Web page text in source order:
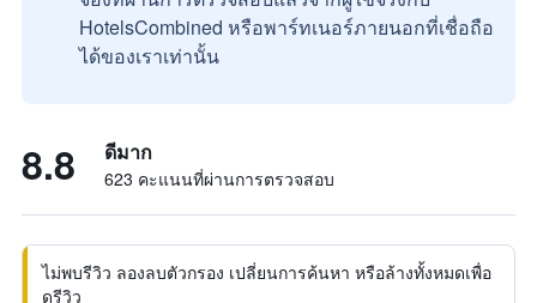
HotelsCombined หรือพาร์ทเนอร์ภายนอกที่เชื่อถือ
ได้ของเราเท่านั้น
8.8 ดีมาก
623 คะแนนที่ผ่านการตรวจสอบ
ไม่พบรีวิว ลองลบตัวกรอง เปลี่ยนการค้นหา หรือล้างทั้งหมดเพื่อ
ดูรีวิว